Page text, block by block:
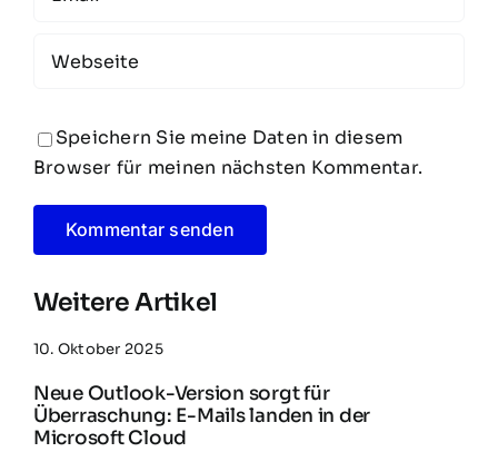
Speichern Sie meine Daten in diesem
Browser für meinen nächsten Kommentar.
Weitere Artikel
10. Oktober 2025
Neue Outlook-Version sorgt für
Überraschung: E-Mails landen in der
Microsoft Cloud